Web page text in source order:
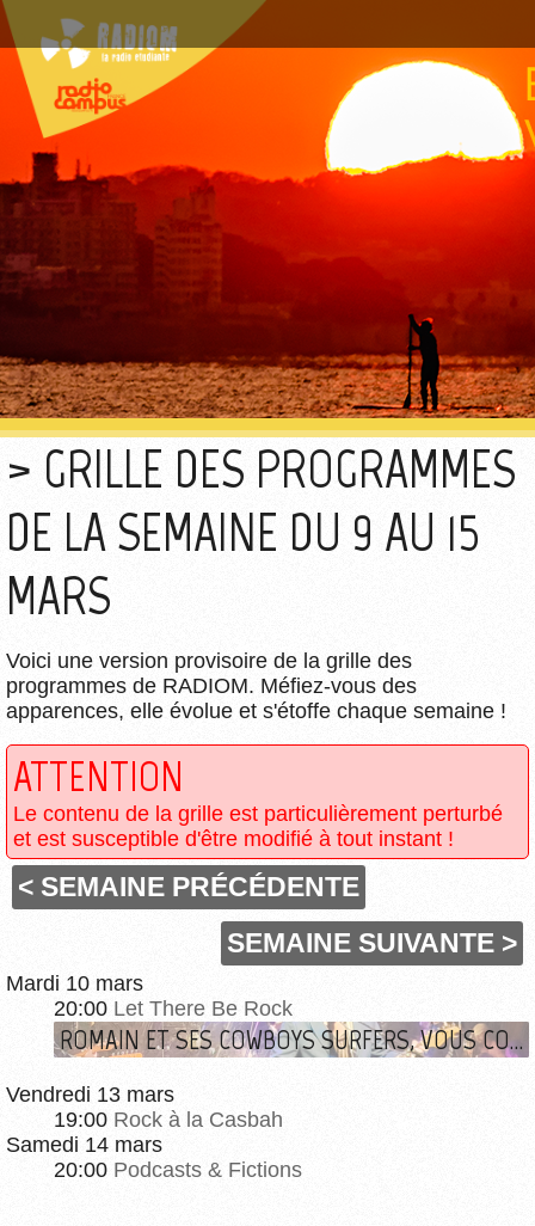
GRILLE DES PROGRAMMES
DE LA SEMAINE DU 9 AU 15
MARS
Voici une version provisoire de la grille des
programmes de RADIOM. Méfiez-vous des
apparences, elle évolue et s'étoffe chaque semaine !
ATTENTION
Le contenu de la grille est particulièrement perturbé
et est susceptible d'être modifié à tout instant !
< SEMAINE PRÉCÉDENTE
SEMAINE SUIVANTE >
Mardi 10 mars
20:00 Let There Be Rock
ROMAIN ET SES COWBOYS SURFERS, VOUS CONNAISSEZ ?
Vendredi 13 mars
19:00 Rock à la Casbah
Samedi 14 mars
20:00 Podcasts & Fictions